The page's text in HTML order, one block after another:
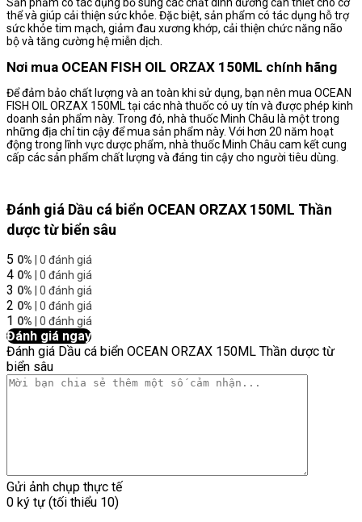
Sản phẩm có tác dụng bổ sung các chất dinh dưỡng cần thiết cho cơ
thể và giúp cải thiện sức khỏe. Đặc biệt, sản phẩm có tác dụng hỗ trợ
sức khỏe tim mạch, giảm đau xương khớp, cải thiện chức năng não
bộ và tăng cường hệ miễn dịch.
Nơi mua OCEAN FISH OIL ORZAX 150ML chính hãng
Để đảm bảo chất lượng và an toàn khi sử dụng, bạn nên mua OCEAN
FISH OIL ORZAX 150ML tại các nhà thuốc có uy tín và được phép kinh
doanh sản phẩm này. Trong đó, nhà thuốc Minh Châu là một trong
những địa chỉ tin cậy để mua sản phẩm này. Với hơn 20 năm hoạt
động trong lĩnh vực dược phẩm, nhà thuốc Minh Châu cam kết cung
cấp các sản phẩm chất lượng và đáng tin cậy cho người tiêu dùng.
Đánh giá Dầu cá biển OCEAN ORZAX 150ML Thần
dược từ biển sâu
5 0% | 0 đánh giá
4 0% | 0 đánh giá
3 0% | 0 đánh giá
2 0% | 0 đánh giá
1 0% | 0 đánh giá
Đánh giá ngay
Đánh giá Dầu cá biển OCEAN ORZAX 150ML Thần dược từ
biển sâu
Gửi ảnh chụp thực tế
0 ký tự (tối thiểu 10)